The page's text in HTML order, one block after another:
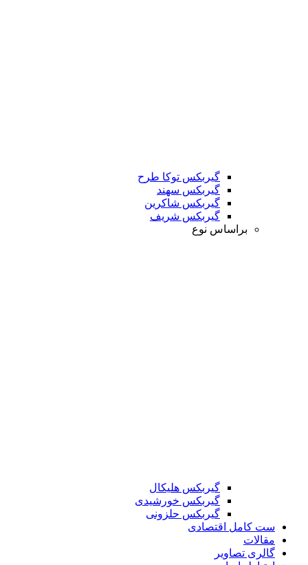
گیربکس توکا طرح
گیربکس سهند
گیربکس شاکرین
گیربکس شریف
براساس نوع
گیربکس هلیکال
گیربکس خورشیدی
گیربکس حلزونی
ست کامل اقتصادی
مقالات
گالری تصاویر